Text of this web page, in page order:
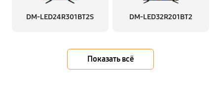
DM-LED24R301BT2S DM-LED32R201BT2
Показать всё